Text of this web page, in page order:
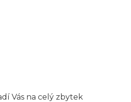
Vás na celý zbytek